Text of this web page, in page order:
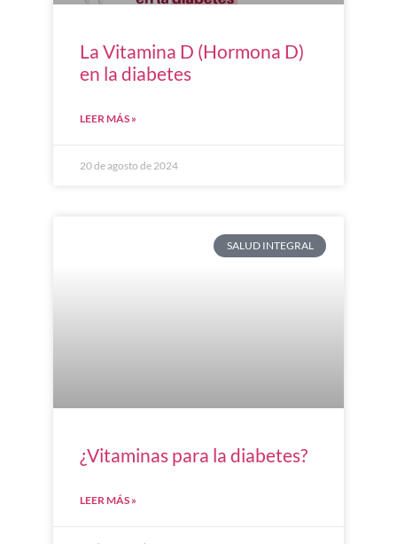
La Vitamina D (Hormona D)
en la diabetes
LEER MÁS »
20 de agosto de 2024
SALUD INTEGRAL
¿Vitaminas para la diabetes?
LEER MÁS »